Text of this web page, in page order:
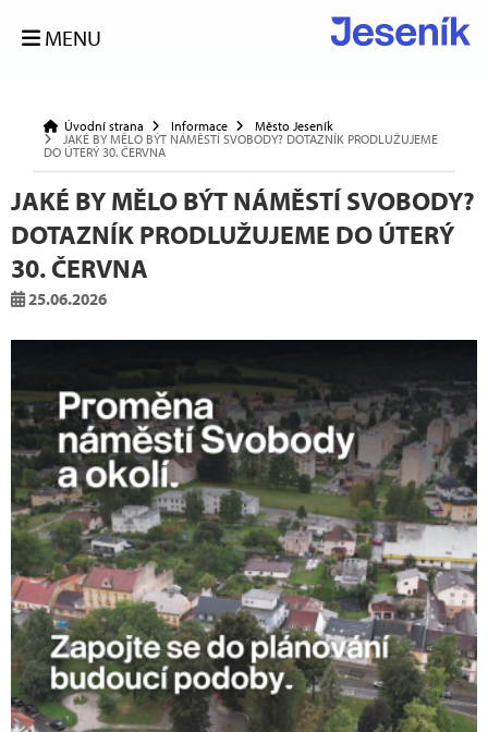
MENU
Úvodní strana Informace
Město Jeseník
JAKÉ BY MĚLO BÝT NÁMĚSTÍ SVOBODY? DOTAZNÍK PRODLUŽUJEME
DO ÚTERÝ 30. ČERVNA
JAKÉ BY MĚLO BÝT NÁMĚSTÍ SVOBODY?
DOTAZNÍK PRODLUŽUJEME DO ÚTERÝ
30. ČERVNA
25.06.2026